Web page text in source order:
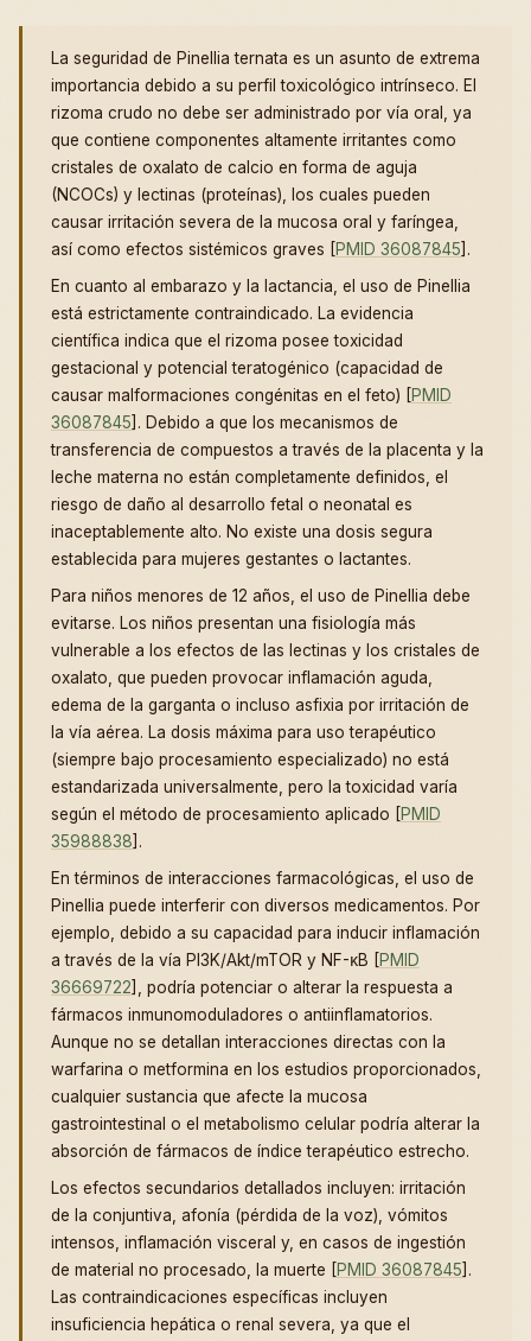
La seguridad de Pinellia ternata es un asunto de extrema
importancia debido a su perfil toxicológico intrínseco. El
rizoma crudo no debe ser administrado por vía oral, ya
que contiene componentes altamente irritantes como
cristales de oxalato de calcio en forma de aguja
(NCOCs) y lectinas (proteínas), los cuales pueden
causar irritación severa de la mucosa oral y faríngea,
así como efectos sistémicos graves [PMID 36087845].
En cuanto al embarazo y la lactancia, el uso de Pinellia
está estrictamente contraindicado. La evidencia
científica indica que el rizoma posee toxicidad
gestacional y potencial teratogénico (capacidad de
causar malformaciones congénitas en el feto) [PMID
36087845]. Debido a que los mecanismos de
transferencia de compuestos a través de la placenta y la
leche materna no están completamente definidos, el
riesgo de daño al desarrollo fetal o neonatal es
inaceptablemente alto. No existe una dosis segura
establecida para mujeres gestantes o lactantes.
Para niños menores de 12 años, el uso de Pinellia debe
evitarse. Los niños presentan una fisiología más
vulnerable a los efectos de las lectinas y los cristales de
oxalato, que pueden provocar inflamación aguda,
edema de la garganta o incluso asfixia por irritación de
la vía aérea. La dosis máxima para uso terapéutico
(siempre bajo procesamiento especializado) no está
estandarizada universalmente, pero la toxicidad varía
según el método de procesamiento aplicado [PMID
35988838].
En términos de interacciones farmacológicas, el uso de
Pinellia puede interferir con diversos medicamentos. Por
ejemplo, debido a su capacidad para inducir inflamación
a través de la vía PI3K/Akt/mTOR y NF-κB [PMID
36669722], podría potenciar o alterar la respuesta a
fármacos inmunomoduladores o antiinflamatorios.
Aunque no se detallan interacciones directas con la
warfarina o metformina en los estudios proporcionados,
cualquier sustancia que afecte la mucosa
gastrointestinal o el metabolismo celular podría alterar la
absorción de fármacos de índice terapéutico estrecho.
Los efectos secundarios detallados incluyen: irritación
de la conjuntiva, afonía (pérdida de la voz), vómitos
intensos, inflamación visceral y, en casos de ingestión
de material no procesado, la muerte [PMID 36087845].
Las contraindicaciones específicas incluyen
insuficiencia hepática o renal severa, ya que el